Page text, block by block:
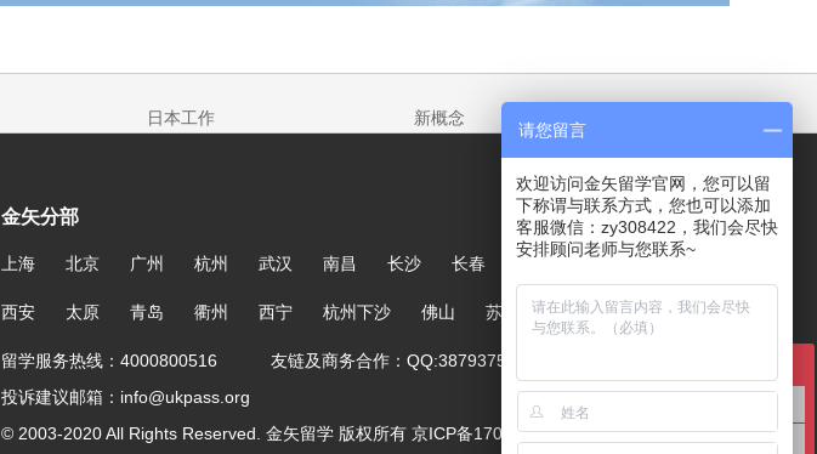
日本工作 新概念
金矢分部
上海 北京 广州 杭州 武汉 南昌 长沙 长春 哈尔滨 大连 郑州
西安 太原 青岛 衢州 西宁 杭州下沙 佛山 苏州
留学服务热线：4000800516 友链及商务合作：QQ:387937567
投诉建议邮箱：info@ukpass.org
© 2003-2020 All Rights Reserved. 金矢留学 版权所有 京ICP备17005244号-1 澳洲留学咨询
请您留言
欢迎访问金矢留学官网，您可以留
下称谓与联系方式，您也可以添加
客服微信：zy308422，我们会尽快
安排顾问老师与您联系~